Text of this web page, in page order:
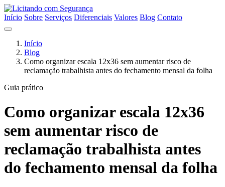
Início Sobre Serviços Diferenciais Valores Blog Contato
Início
Blog
Como organizar escala 12x36 sem aumentar risco de
reclamação trabalhista antes do fechamento mensal da folha
Guia prático
Como organizar escala 12x36
sem aumentar risco de
reclamação trabalhista antes
do fechamento mensal da folha